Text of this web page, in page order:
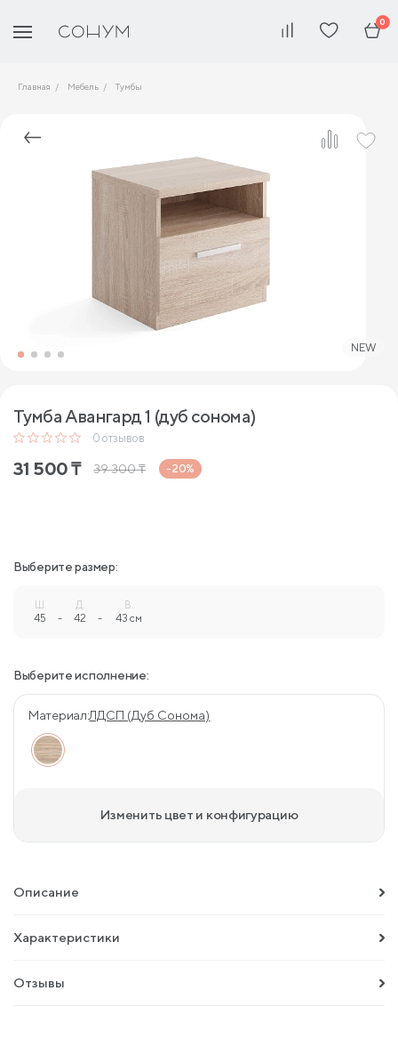
0
Главная Мебель Тумбы
NEW
Тумба Авангард 1 (дуб сонома)
0 отзывов
31 500₸ 39 300₸ -20%
Выберите размер:
Ш.
45 -
Д.
42 -
В.
43 см
Выберите исполнение:
Материал:ЛДСП (Дуб Сонома)
Изменить цвет и конфигурацию
Описание
Характеристики
Отзывы